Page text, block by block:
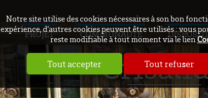
Notre site utilise des cookies nécessaires à son bon
expérience, d’autres cookies peuvent être utilisés : vous
reste modifiable à tout moment via le lien
Tout accepter Tout refuser
PROJET COMMUNAUTÉ